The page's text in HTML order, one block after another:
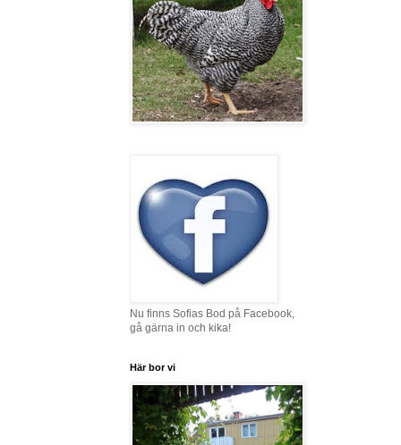
Nu finns Sofias Bod på Facebook,
gå gärna in och kika!
Här bor vi